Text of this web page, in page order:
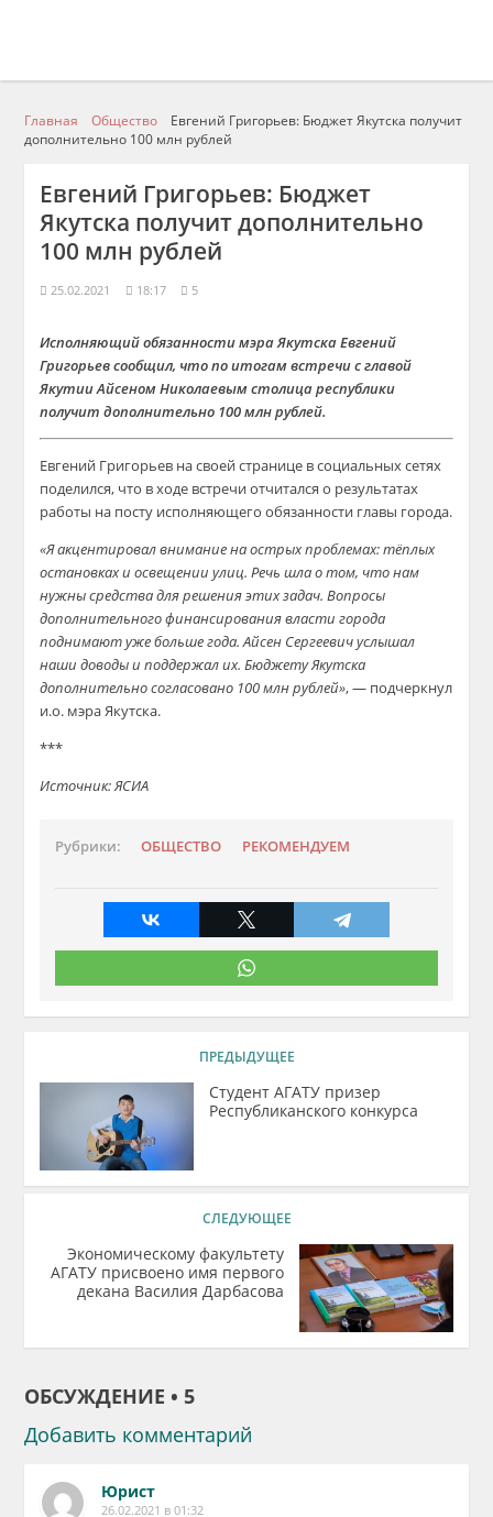
Главная Общество
Евгений Григорьев: Бюджет Якутска получит
дополнительно 100 млн рублей
Евгений Григорьев: Бюджет
Якутска получит дополнительно
100 млн рублей
25.02.2021 18:17 5
Исполняющий обязанности мэра Якутска Евгений
Григорьев сообщил, что по итогам встречи с главой
Якутии Айсеном Николаевым столица республики
получит дополнительно 100 млн рублей.
Евгений Григорьев на своей странице в социальных сетях
поделился, что в ходе встречи отчитался о результатах
работы на посту исполняющего обязанности главы города.
«Я акцентировал внимание на острых проблемах: тёплых
остановках и освещении улиц. Речь шла о том, что нам
нужны средства для решения этих задач. Вопросы
дополнительного финансирования власти города
поднимают уже больше года. Айсен Сергеевич услышал
наши доводы и поддержал их. Бюджету Якутска
дополнительно согласовано 100 млн рублей», — подчеркнул
и.о. мэра Якутска.
***
Источник: ЯСИА
Рубрики: ОБЩЕСТВО РЕКОМЕНДУЕМ
ПРЕДЫДУЩЕЕ
Студент АГАТУ призер
Республиканского конкурса
СЛЕДУЮЩЕЕ
Экономическому факультету
АГАТУ присвоено имя первого
декана Василия Дарбасова
ОБСУЖДЕНИЕ • 5
Добавить комментарий
Юрист
26.02.2021 в 01:32